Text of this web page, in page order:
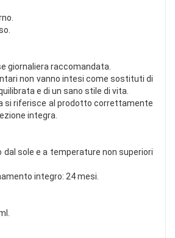
giornaliera raccomandata.
non vanno intesi come sostituti di
e di un sano stile di vita.
si riferisce al prodotto correttamente
integra.
dal sole e a temperature non superiori
integro: 24 mesi.